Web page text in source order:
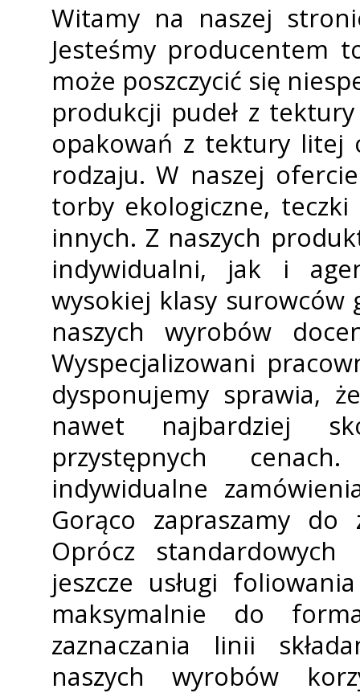
Witamy na naszej
Jesteśmy producentem
może poszczycić się
produkcji pudeł z
opakowań z tektury litej
rodzaju. W naszej
torby ekologiczne,
innych. Z naszych
indywidualni, jak i
wysokiej klasy surowców
naszych wyrobów
Wyspecjalizowani
dysponujemy sprawia,
nawet najbardziej
przystępnych
indywidualne
Gorąco zapraszamy
Oprócz
jeszcze usługi
maksymalnie do
zaznaczania linii
naszych wyrobów